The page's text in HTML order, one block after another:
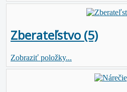
Zberateľstvo (5)
Zobraziť položky...